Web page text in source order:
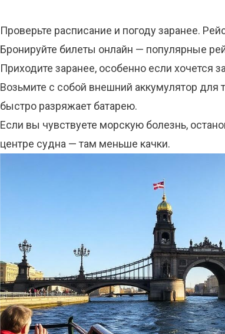
Проверьте расписание и погоду заранее.
Бронируйте билеты онлайн — популярные
Приходите заранее, особенно если хочется
Возьмите с собой внешний аккумулятор
быстро разряжает батарею.
Если вы чувствуете морскую болезнь,
центре судна — там меньше качки.